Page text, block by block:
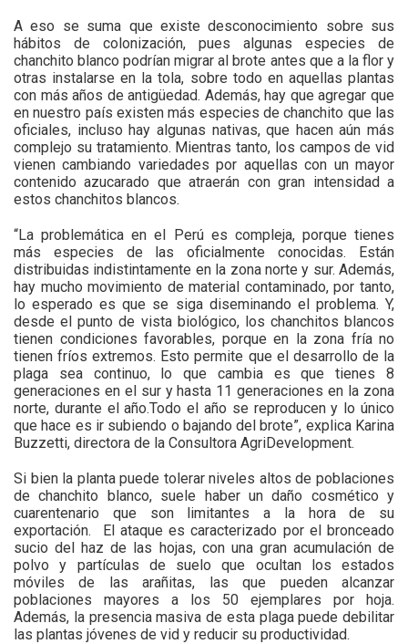
A eso se suma que existe desconocimiento sobre sus
hábitos de colonización, pues algunas especies de
chanchito blanco podrían migrar al brote antes que a la flor y
otras instalarse en la tola, sobre todo en aquellas plantas
con más años de antigüedad. Además, hay que agregar que
en nuestro país existen más especies de chanchito que las
oficiales, incluso hay algunas nativas, que hacen aún más
complejo su tratamiento. Mientras tanto, los campos de vid
vienen cambiando variedades por aquellas con un mayor
contenido azucarado que atraerán con gran intensidad a
estos chanchitos blancos.
“La problemática en el Perú es compleja, porque tienes
más especies de las oficialmente conocidas. Están
distribuidas indistintamente en la zona norte y sur. Además,
hay mucho movimiento de material contaminado, por tanto,
lo esperado es que se siga diseminando el problema. Y,
desde el punto de vista biológico, los chanchitos blancos
tienen condiciones favorables, porque en la zona fría no
tienen fríos extremos. Esto permite que el desarrollo de la
plaga sea continuo, lo que cambia es que tienes 8
generaciones en el sur y hasta 11 generaciones en la zona
norte, durante el año.Todo el año se reproducen y lo único
que hace es ir subiendo o bajando del brote”, explica Karina
Buzzetti, directora de la Consultora AgriDevelopment.
Si bien la planta puede tolerar niveles altos de poblaciones
de chanchito blanco, suele haber un daño cosmético y
cuarentenario que son limitantes a la hora de su
exportación.
El ataque es caracterizado por el bronceado
sucio del haz de las hojas, con una gran acumulación de
polvo y partículas de suelo que ocultan los estados
móviles de las arañitas, las que pueden alcanzar
poblaciones mayores a los 50 ejemplares por hoja.
Además, la presencia masiva de esta plaga puede debilitar
las plantas jóvenes de vid y reducir su productividad.